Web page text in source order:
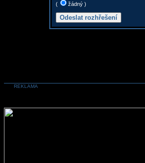
(
žádný )
REKLAMA